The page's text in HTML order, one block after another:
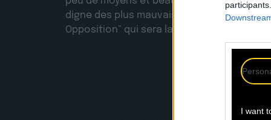
I want
digne des plus mauvais lv2 du collège), ils
Opposition” qui sera la première pierre à